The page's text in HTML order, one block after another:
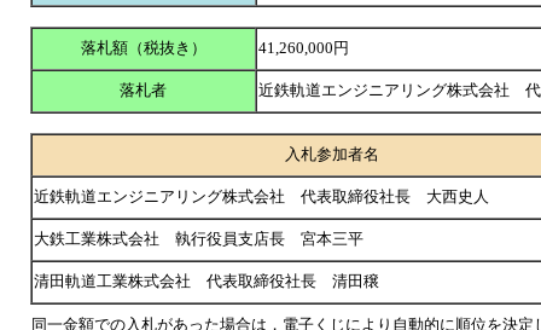
落札額（税抜き） 41,260,000円
落札者 近鉄軌道エンジニアリング株式会社
入札参加者名
近鉄軌道エンジニアリング株式会社 代表取締役社長 大西史人
大鉄工業株式会社 執行役員支店長 宮本三平
清田軌道工業株式会社 代表取締役社長 清田穣
同一金額での入札があった場合は，電子くじにより自動的に順位を決定